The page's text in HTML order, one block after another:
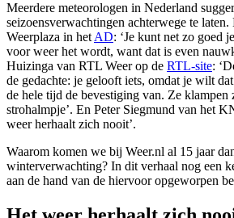
Meerdere meteorologen in Nederland
seizoensverwachtingen achterwege te
Weerplaza in het AD: ‘Je kunt net zo goed
voor weer het wordt, want dat is even
Huizinga van RTL Weer op de RTL-site:
de gedachte: je gelooft iets, omdat je wilt
de hele tijd de bevestiging van. Ze klampen
strohalmpje’. En Peter Siegmund van het
weer herhaalt zich nooit’.
Waarom komen we bij Weer.nl al 15 jaar
winterverwachting? In dit verhaal nog een
aan de hand van de hiervoor opgeworpen